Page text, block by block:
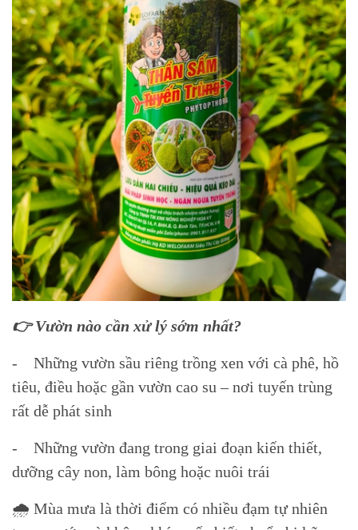
👉 Vườn nào cần xử lý sớm nhất?
- Những vườn sầu riêng trồng xen với cà phê, hồ
tiêu, điều hoặc gần vườn cao su – nơi tuyến trùng
rất dễ phát sinh
- Những vườn đang trong giai đoạn kiến thiết,
dưỡng cây non, làm bông hoặc nuôi trái
🌧 Mùa mưa là thời điểm có nhiều đạm tự nhiên